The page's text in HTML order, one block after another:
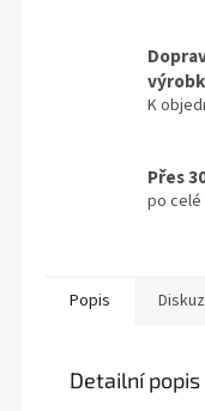
K
Přes
po celé
Popis
Detailní